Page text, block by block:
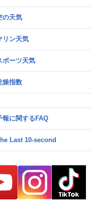
の天気
リン天気
ポーツ天気
燥指数
報に関するFAQ
Last 10-second